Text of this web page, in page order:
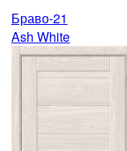
Браво-21
Ash White